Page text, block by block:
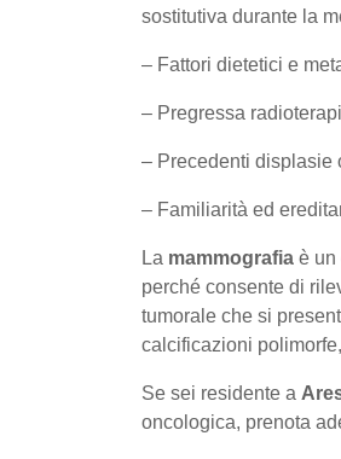
sostitutiva durante la
– Fattori dietetici e
– Pregressa
– Precedenti displasie
– Familiarità ed
La mammografia è un
perché consente di
tumorale che si
calcificazioni
Se sei residente a
oncologica, prenota